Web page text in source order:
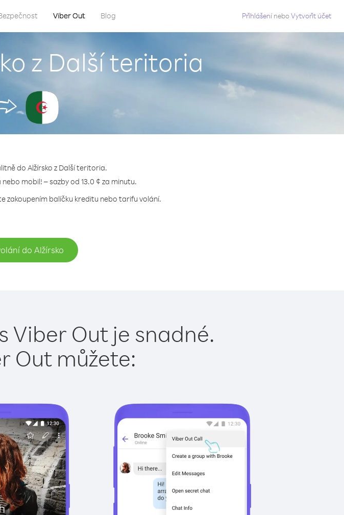
Viber Out Blog Přihlášení neboVytvořit účet
z Další teritoria
do Alžírsko z Další teritoria.
mobil! – sazby od 13.0 ¢ za minutu.
zakoupením balíčku kreditu nebo tarifu volání.
do Alžírsko
Viber Out je snadné.
Out můžete: